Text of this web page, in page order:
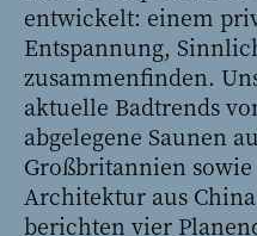
entwickelt: einem
Entspannung,
zusammenfinden.
aktuelle Badtrends
abgelegene Saunen
Großbritannien sowie
Architektur aus
berichten vier